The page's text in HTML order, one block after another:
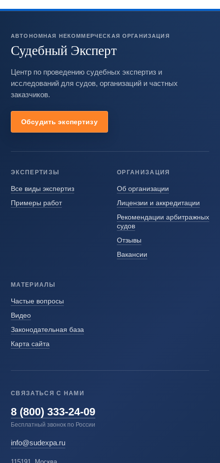
АВТОНОМНАЯ НЕКОММЕРЧЕСКАЯ ОРГАНИЗАЦИЯ
Судебный Эксперт
Центр по проведению судебных экспертиз и
исследований для судов, организаций и частных
заказчиков.
Обсудить экспертизу
ЭКСПЕРТИЗЫ
Все виды экспертиз
Примеры работ
ОРГАНИЗАЦИЯ
Об организации
Лицензии и аккредитации
Рекомендации арбитражных
судов
Отзывы
Вакансии
МАТЕРИАЛЫ
Частые вопросы
Видео
Законодательная база
Карта сайта
СВЯЗАТЬСЯ С НАМИ
8 (800) 333-24-09
Бесплатный звонок по России
info@sudexpa.ru